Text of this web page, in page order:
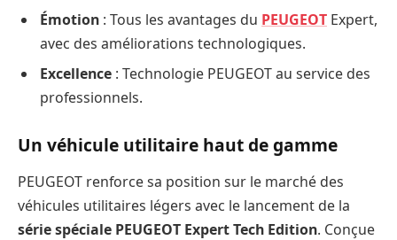
Émotion : Tous les avantages du PEUGEOT Expert,
avec des améliorations technologiques.
Excellence : Technologie PEUGEOT au service des
professionnels.
Un véhicule utilitaire haut de gamme
PEUGEOT renforce sa position sur le marché des
véhicules utilitaires légers avec le lancement de la
série spéciale PEUGEOT Expert Tech Edition. Conçue